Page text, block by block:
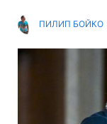
ПИЛИП БОЙКО